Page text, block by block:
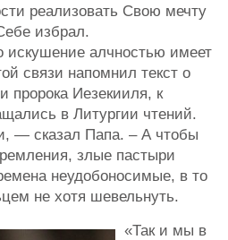
реализовать Свою мечту
избрал.
искушение алчностью имеет
связи напомнил текст о
пророка Иезекииля, к
в Литургии чтений.
— сказал Папа. – А чтобы
злые пастыри
неудобоносимые, в то
не хотя шевельнуть.
«Так и мы в